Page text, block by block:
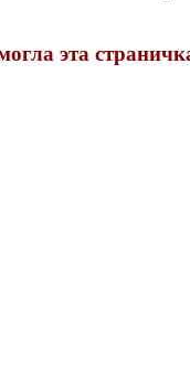
эта